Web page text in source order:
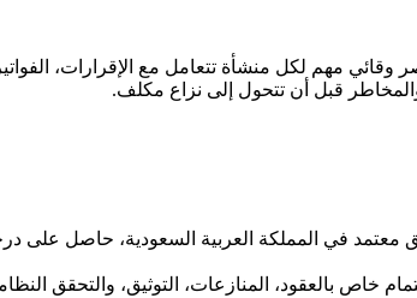
مهم لكل منشأة تتعامل مع الإقرارات،
قبل أن تتحول إلى نزاع مكلف.
في المملكة العربية السعودية، حاصل على